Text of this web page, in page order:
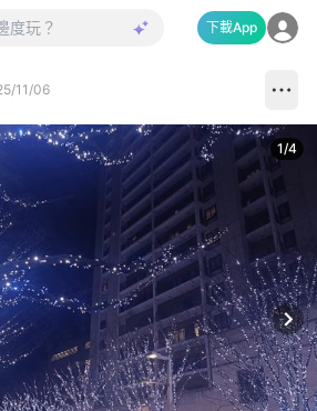
下載App
11/06
1/4